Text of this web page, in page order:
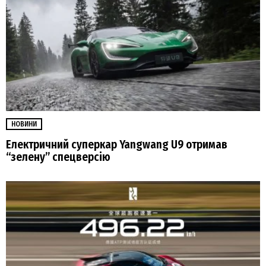
НОВИНИ
Електричний суперкар Yangwang U9 отримав
“зелену” спецверсію